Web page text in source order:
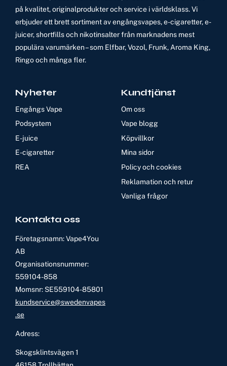
på kvalitet, originalprodukter och service i världsklass. Vi
erbjuder ett brett sortiment av engångsvapes, e-cigaretter, e-
juicer, shortfills och nikotinsalter från marknadens mest
populära varumärken – som Elfbar, Vozol, Frunk, Aroma King,
Ringo och många fler.
Nyheter
Engångs Vape
Podsystem
E-juice
E-cigaretter
REA
Kundtjänst
Om oss
Vape blogg
Köpvillkor
Mina sidor
Policy och cookies
Reklamation och retur
Vanliga frågor
Kontakta oss
Företagsnamn: Vape4You
AB
Organisationsnummer:
559104-858
Momsnr: SE559104-85801
kundservice@swedenvapes
.se
Adress:
Skogsklintsvägen 1